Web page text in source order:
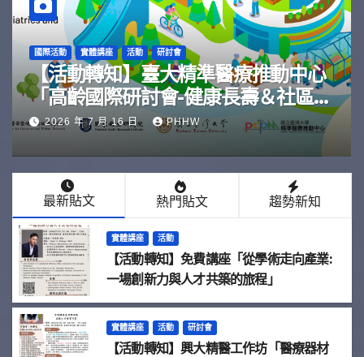
實體講座 工作坊 活動 研討會
【活動轉知】臺大精準醫療推動中心
「2026 腫瘤安寧照護」
2026 年 7 月 10 日 PHHW
最新貼文 熱門貼文 趨勢新知
實體講座 活動
【活動轉知】免費講座「從學術走向產業:
⼀場創新力與⼈才共築的旅程」
實體講座 活動 研討會
【活動轉知】興大精醫工作坊「醫療器材